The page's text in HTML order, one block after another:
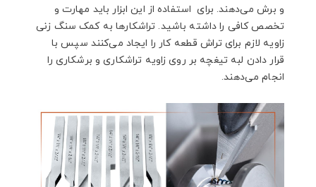
و برش می‌دهند. برای استفاده از این ابزار باید مهارت و
تخصص کافی را داشته باشید. تراشکارها به کمک سنگ زنی
زاویه لازم برای تراش قطعه کار را ایجاد می‌کنند سپس با
قرار دادن لبه تیغچه بر روی زاویه تراشکاری و برشکاری را
انجام می‌دهند.